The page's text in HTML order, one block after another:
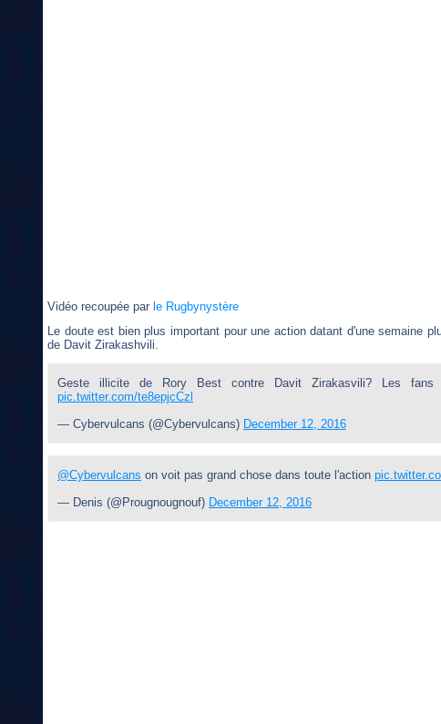
Vidéo recoupée par le Rugbynystère
Le doute est bien plus important pour une action datant d'une semaine
de Davit Zirakashvili.
Geste illicite de Rory Best contre Davit Zirakasvili? Les
pic.twitter.com/te8epjcCzl
— Cybervulcans (@Cybervulcans) December 12, 2016
@Cybervulcans on voit pas grand chose dans toute l'action
— Denis (@Prougnougnouf) December 12, 2016